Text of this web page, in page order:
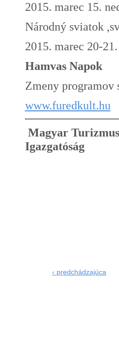
2015. marec 15.
Národný sviatok
2015. marec 20-
Hamvas Napok
Zmeny programov
www.furedkult.hu
Magyar
Igazgatóság
‹ predchádzajúca